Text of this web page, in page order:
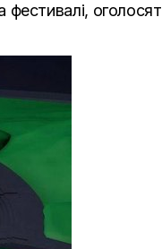
фестивалі,